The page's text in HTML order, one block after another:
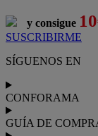
y consigue
SUSCRIBIRME
SÍGUENOS EN
CONFORAMA
GUÍA DE